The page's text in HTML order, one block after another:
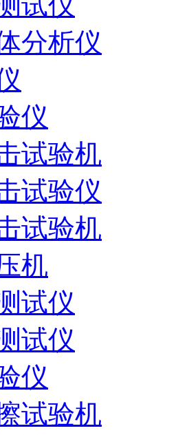
分析仪
仪
试验机
试验仪
试验机
机
试仪
试仪
仪
试验机